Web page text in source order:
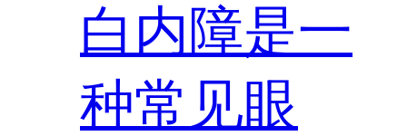
白内障是一
种常见眼